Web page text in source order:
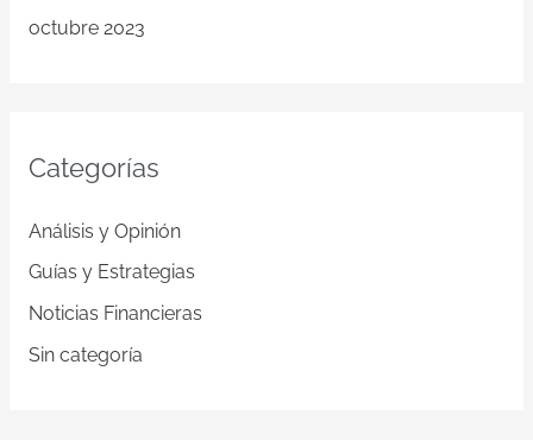
octubre 2023
Categorías
Análisis y Opinión
Guías y Estrategias
Noticias Financieras
Sin categoría